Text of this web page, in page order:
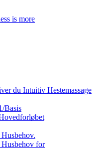
du Intuitiv Hestemassage
Basis
Husbehov for